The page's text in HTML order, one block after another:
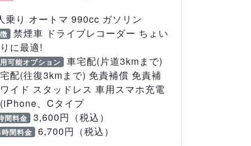
乗り オートマ 990cc ガソリン
禁煙車 ドライブレコーダー ちょい
に最適!
可能オプション
車宅配(片道3kmまで)
配(往復3kmまで) 免責補償 免責補
イド スタッドレス 車用スマホ充電
、Cタイプ
間料金 3,600円（税込）
間料金 6,700円（税込）